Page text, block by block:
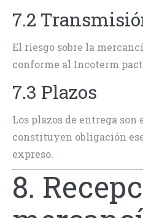
7.2
El riesgo sobre la
conforme al Incoterm
7.3 Plazos
Los plazos de entrega son
constituyen obligación
expreso.
8.